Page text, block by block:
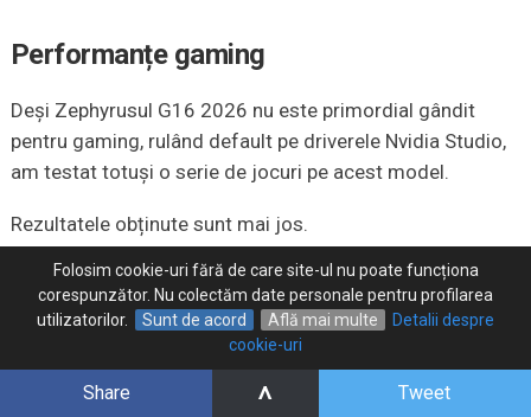
Share ^ Tweet
Performanțe gaming
Deși Zephyrusul G16 2026 nu este primordial gândit
pentru gaming, rulând default pe driverele Nvidia Studio,
am testat totuși o serie de jocuri pe acest model.
Rezultatele obținute sunt mai jos.
Asus ROG
Zephyrus G16,
386H +
RTX 5080
QHD+
Turbo,
Ultimate
dGPU
QHD+
Manual,
Ultimate
dGPU
QHD+
Performance,
dGPU
up to 115W
Folosim cookie-uri fără de care site-ul nu poate funcționa
corespunzător. Nu colectăm date personale pentru profilarea
utilizatorilor.
Sunt de acord Află mai multe
Detalii despre
cookie-uri